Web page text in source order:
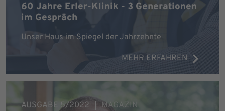
60 Jahre Erler-Klinik - 3 Generationen
im Gespräch
Unser Haus im Spiegel der Jahrzehnte
MEHR ERFAHREN
AUSGABE 5/2022 MAGAZIN